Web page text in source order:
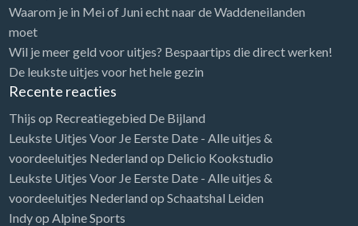
Waarom je in Mei of Juni echt naar de Waddeneilanden
moet
Wil je meer geld voor uitjes? Bespaartips die direct werken!
De leukste uitjes voor het hele gezin
Recente reacties
Thijs op Recreatiegebied De Bijland
Leukste Uitjes Voor Je Eerste Date - Alle uitjes &
voordeeluitjes Nederland op Delicio Kookstudio
Leukste Uitjes Voor Je Eerste Date - Alle uitjes &
voordeeluitjes Nederland op Schaatshal Leiden
Indyop Alpine Sports